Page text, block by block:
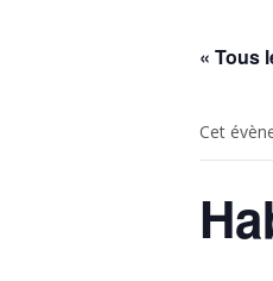
« Tous
Cet